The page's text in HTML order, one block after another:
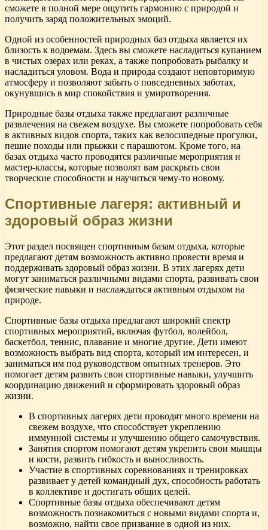
сможете в полной мере ощутить гармонию с природой и
получить заряд положительных эмоций.
Одной из особенностей природных баз отдыха является их
близость к водоемам. Здесь вы сможете насладиться купанием
в чистых озерах или реках, а также попробовать рыбалку и
насладиться уловом. Вода и природа создают неповторимую
атмосферу и позволяют забыть о повседневных заботах,
окунувшись в мир спокойствия и умиротворения.
Природные базы отдыха также предлагают различные
развлечения на свежем воздухе. Вы сможете попробовать себя
в активных видов спорта, таких как велосипедные прогулки,
пешие походы или прыжки с парашютом. Кроме того, на
базах отдыха часто проводятся различные мероприятия и
мастер-классы, которые позволят вам раскрыть свои
творческие способности и научиться чему-то новому.
Спортивные лагеря: активный и
здоровый образ жизни
Этот раздел посвящен спортивным базам отдыха, которые
предлагают детям возможность активно провести время и
поддерживать здоровый образ жизни. В этих лагерях дети
могут заниматься различными видами спорта, развивать свои
физические навыки и наслаждаться активным отдыхом на
природе.
Спортивные базы отдыха предлагают широкий спектр
спортивных мероприятий, включая футбол, волейбол,
баскетбол, теннис, плавание и многие другие. Дети имеют
возможность выбрать вид спорта, который им интересен, и
заниматься им под руководством опытных тренеров. Это
помогает детям развить свои спортивные навыки, улучшить
координацию движений и сформировать здоровый образ
жизни.
В спортивных лагерях дети проводят много времени на
свежем воздухе, что способствует укреплению
иммунной системы и улучшению общего самочувствия.
Занятия спортом помогают детям укрепить свои мышцы
и кости, развить гибкость и выносливость.
Участие в спортивных соревнованиях и тренировках
развивает у детей командный дух, способность работать
в коллективе и достигать общих целей.
Спортивные базы отдыха обеспечивают детям
возможность познакомиться с новыми видами спорта и,
возможно, найти свое призвание в одной из них.